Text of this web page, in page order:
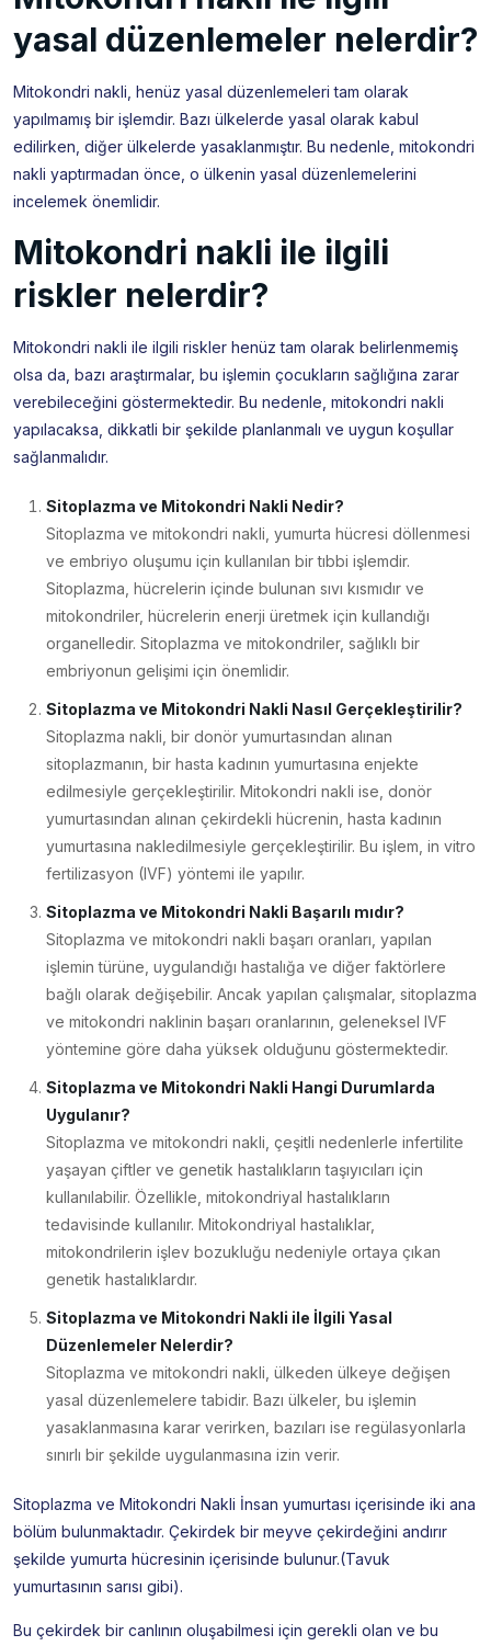
yasal düzenlemeler nelerdir?
Mitokondri nakli, henüz yasal düzenlemeleri tam olarak
yapılmamış bir işlemdir. Bazı ülkelerde yasal olarak kabul
edilirken, diğer ülkelerde yasaklanmıştır. Bu nedenle, mitokondri
nakli yaptırmadan önce, o ülkenin yasal düzenlemelerini
incelemek önemlidir.
Mitokondri nakli ile ilgili
riskler nelerdir?
Mitokondri nakli ile ilgili riskler henüz tam olarak belirlenmemiş
olsa da, bazı araştırmalar, bu işlemin çocukların sağlığına zarar
verebileceğini göstermektedir. Bu nedenle, mitokondri nakli
yapılacaksa, dikkatli bir şekilde planlanmalı ve uygun koşullar
sağlanmalıdır.
Sitoplazma ve Mitokondri Nakli Nedir?
Sitoplazma ve mitokondri nakli, yumurta hücresi döllenmesi
ve embriyo oluşumu için kullanılan bir tıbbi işlemdir.
Sitoplazma, hücrelerin içinde bulunan sıvı kısmıdır ve
mitokondriler, hücrelerin enerji üretmek için kullandığı
organelledir. Sitoplazma ve mitokondriler, sağlıklı bir
embriyonun gelişimi için önemlidir.
Sitoplazma ve Mitokondri Nakli Nasıl Gerçekleştirilir?
Sitoplazma nakli, bir donör yumurtasından alınan
sitoplazmanın, bir hasta kadının yumurtasına enjekte
edilmesiyle gerçekleştirilir. Mitokondri nakli ise, donör
yumurtasından alınan çekirdekli hücrenin, hasta kadının
yumurtasına nakledilmesiyle gerçekleştirilir. Bu işlem, in vitro
fertilizasyon (IVF) yöntemi ile yapılır.
Sitoplazma ve Mitokondri Nakli Başarılı mıdır?
Sitoplazma ve mitokondri nakli başarı oranları, yapılan
işlemin türüne, uygulandığı hastalığa ve diğer faktörlere
bağlı olarak değişebilir. Ancak yapılan çalışmalar, sitoplazma
ve mitokondri naklinin başarı oranlarının, geleneksel IVF
yöntemine göre daha yüksek olduğunu göstermektedir.
Sitoplazma ve Mitokondri Nakli Hangi Durumlarda
Uygulanır?
Sitoplazma ve mitokondri nakli, çeşitli nedenlerle infertilite
yaşayan çiftler ve genetik hastalıkların taşıyıcıları için
kullanılabilir. Özellikle, mitokondriyal hastalıkların
tedavisinde kullanılır. Mitokondriyal hastalıklar,
mitokondrilerin işlev bozukluğu nedeniyle ortaya çıkan
genetik hastalıklardır.
Sitoplazma ve Mitokondri Nakli ile İlgili Yasal
Düzenlemeler Nelerdir?
Sitoplazma ve mitokondri nakli, ülkeden ülkeye değişen
yasal düzenlemelere tabidir. Bazı ülkeler, bu işlemin
yasaklanmasına karar verirken, bazıları ise regülasyonlarla
sınırlı bir şekilde uygulanmasına izin verir.
Sitoplazma ve Mitokondri Nakli İnsan yumurtası içerisinde iki ana
bölüm bulunmaktadır. Çekirdek bir meyve çekirdeğini andırır
şekilde yumurta hücresinin içerisinde bulunur.(Tavuk
yumurtasının sarısı gibi).
Bu çekirdek bir canlının oluşabilmesi için gerekli olan ve bu